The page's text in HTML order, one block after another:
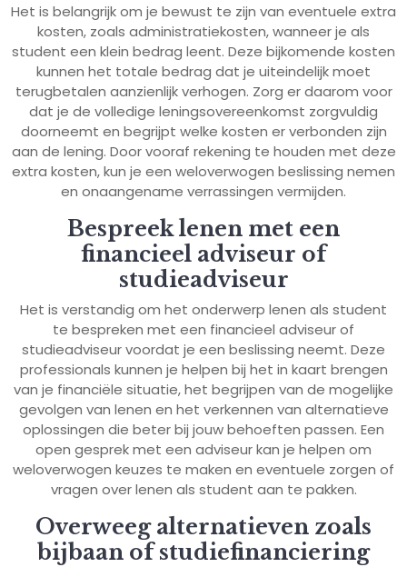
Het is belangrijk om je bewust te zijn van eventuele extra
kosten, zoals administratiekosten, wanneer je als
student een klein bedrag leent. Deze bijkomende kosten
kunnen het totale bedrag dat je uiteindelijk moet
terugbetalen aanzienlijk verhogen. Zorg er daarom voor
dat je de volledige leningsovereenkomst zorgvuldig
doorneemt en begrijpt welke kosten er verbonden zijn
aan de lening. Door vooraf rekening te houden met deze
extra kosten, kun je een weloverwogen beslissing nemen
en onaangename verrassingen vermijden.
Bespreek lenen met een
financieel adviseur of
studieadviseur
Het is verstandig om het onderwerp lenen als student
te bespreken met een financieel adviseur of
studieadviseur voordat je een beslissing neemt. Deze
professionals kunnen je helpen bij het in kaart brengen
van je financiële situatie, het begrijpen van de mogelijke
gevolgen van lenen en het verkennen van alternatieve
oplossingen die beter bij jouw behoeften passen. Een
open gesprek met een adviseur kan je helpen om
weloverwogen keuzes te maken en eventuele zorgen of
vragen over lenen als student aan te pakken.
Overweeg alternatieven zoals
bijbaan of studiefinanciering